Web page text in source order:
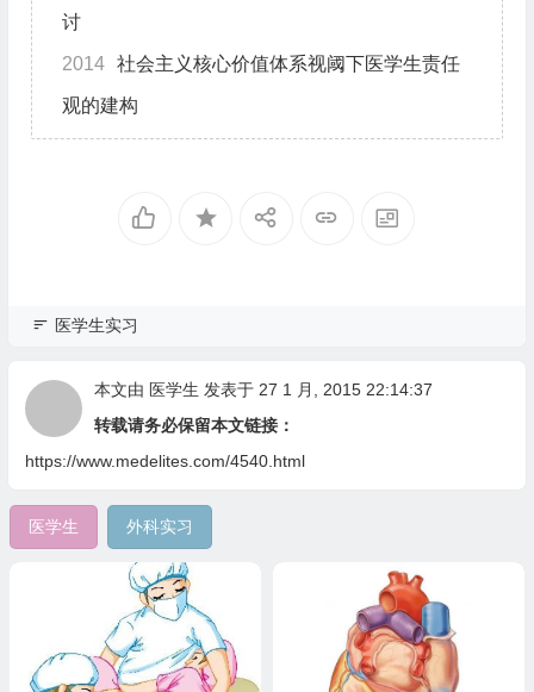
讨
2014 社会主义核心价值体系视阈下医学生责任
观的建构
医学生实习
本文由 医学生 发表于 27 1 月, 2015 22:14:37
转载请务必保留本文链接：
https://www.medelites.com/4540.html
医学生 外科实习